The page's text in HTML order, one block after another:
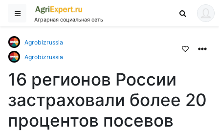
Аграрная социальная сеть
Agrobizrussia
Agrobizrussia
16 регионов России
застраховали более 20
процентов посевов